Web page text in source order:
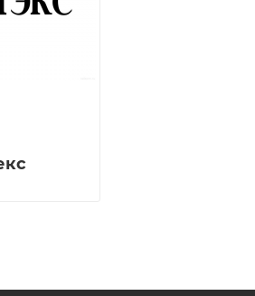
не закупоривает поры.